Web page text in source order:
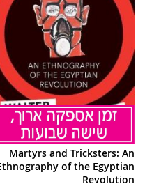
Martyrs and Tricksters: An
of the Egyptian
Revolution